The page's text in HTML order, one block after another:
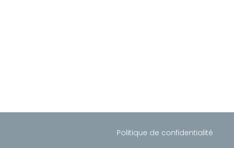
Politique de confidentialité